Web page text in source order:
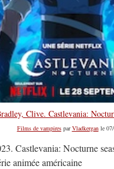
Clive. Castlevania:
Films de vampiresparVladkerganle 07/
Castlevania: Nocturne
animée américaine